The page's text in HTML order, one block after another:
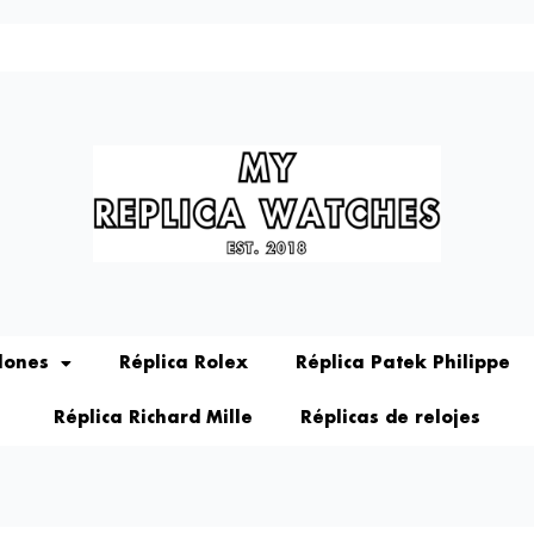
Réplica Rolex Réplica Patek Philippe
Réplica Richard Mille Réplicas de relojes